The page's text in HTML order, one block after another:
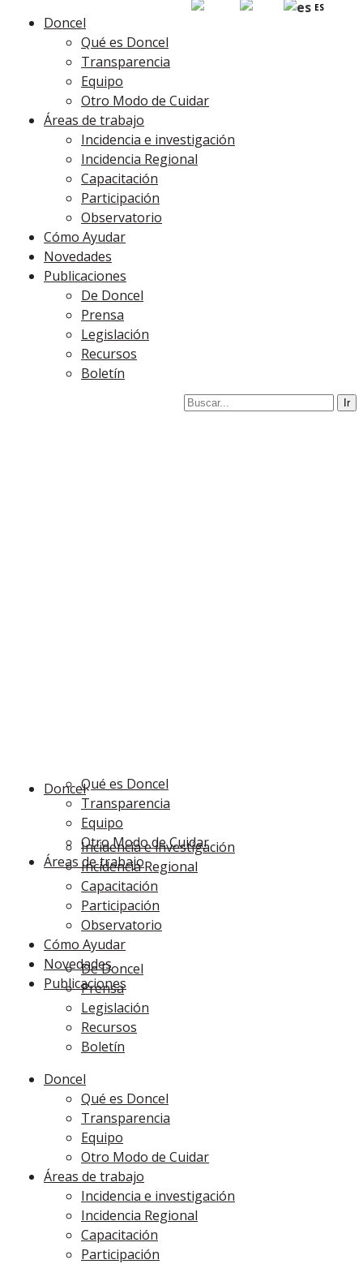
Doncel
Qué es Doncel
Transparencia
Equipo
Otro Modo de Cuidar
Áreas de trabajo
Incidencia e investigación
Incidencia Regional
Capacitación
Participación
Observatorio
Cómo Ayudar
Novedades
Publicaciones
De Doncel
Prensa
Legislación
Recursos
Boletín
DoncelQué es Doncel
Transparencia
Equipo
Otro Modo de Cuidar
Áreas de trabajo
Incidencia e investigación
Incidencia Regional
Capacitación
Participación
Observatorio
Cómo Ayudar
Novedades
Publicaciones
De Doncel
Prensa
Legislación
Recursos
Boletín
Doncel
Qué es Doncel
Transparencia
Equipo
Otro Modo de Cuidar
Áreas de trabajo
Incidencia e investigación
Incidencia Regional
Capacitación
Participación
ES